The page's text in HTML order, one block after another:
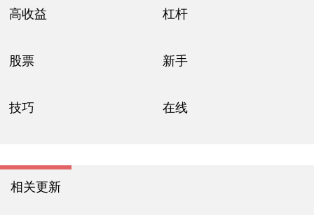
高收益 杠杆
股票 新手
技巧 在线
相关更新